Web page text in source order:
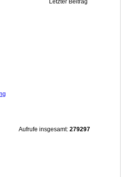
Letzter Beitrag
Aufrufe insgesamt: 279297